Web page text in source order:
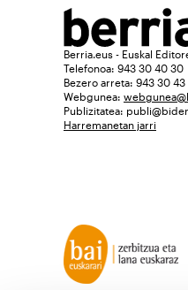
Berria.eus - Euskal
Telefonoa: 943 30 40 30
Bezero arreta: 943 30
Webgunea:
Publizitatea:
Harremanetan jarri